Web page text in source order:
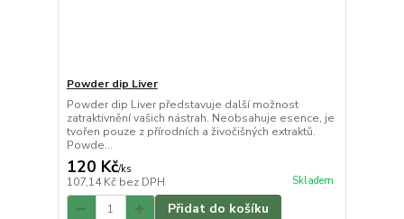
Powder dip Liver
Powder dip Liver představuje další možnost
zatraktivnění vašich nástrah. Neobsahuje esence, je
tvořen pouze z přírodních a živočišných extraktů.
Powde...
120 Kč/ks
107,14 Kč bez DPH Skladem
Přidat do košíku